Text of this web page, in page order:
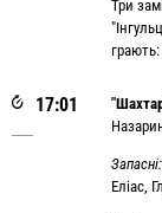
Три
17:01
Запасні:
Еліас,